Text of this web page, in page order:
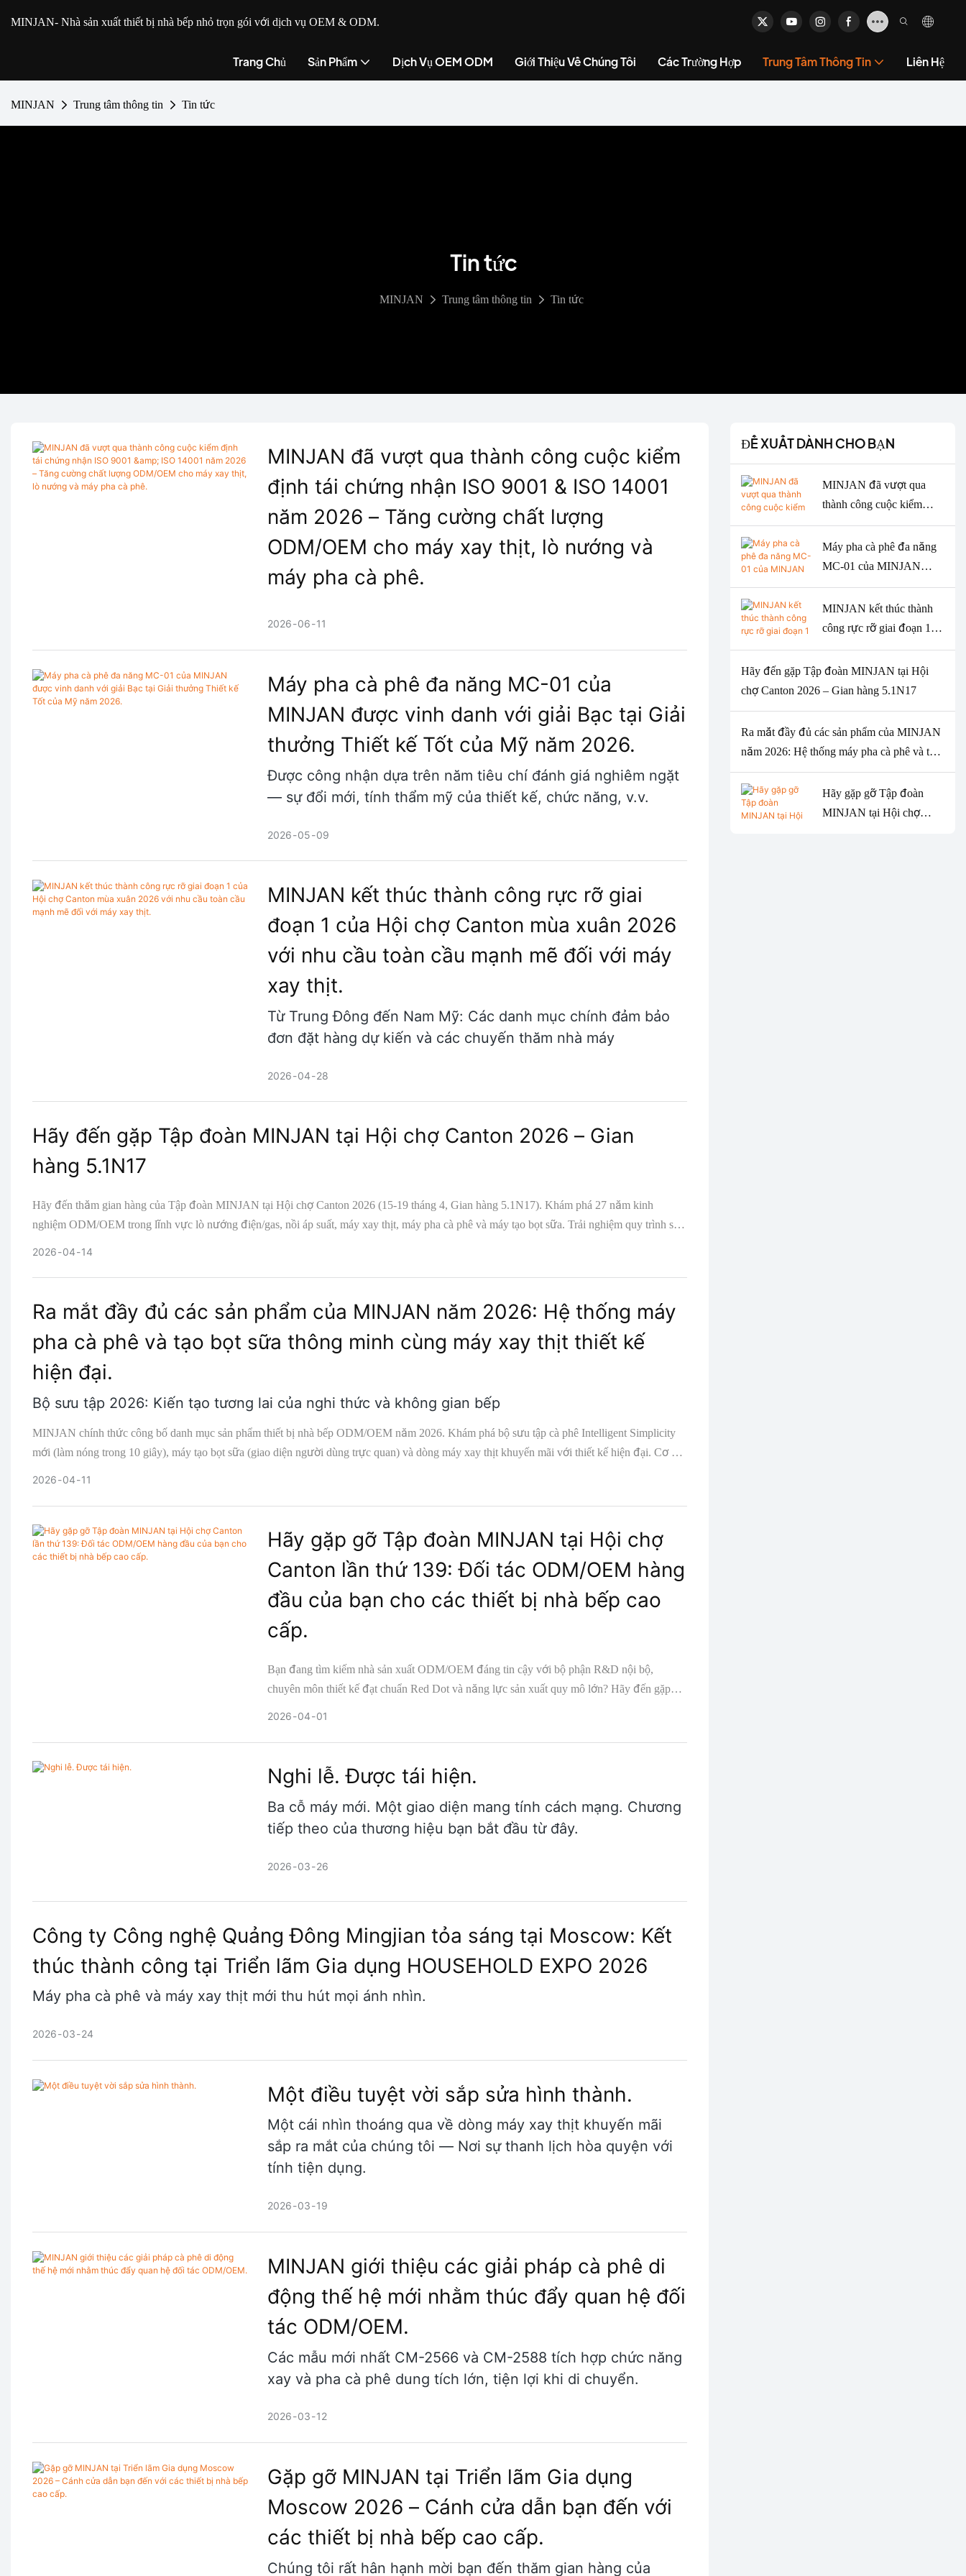
MINJAN- Nhà sản xuất thiết bị nhà bếp nhỏ trọn gói với dịch vụ OEM & ODM.
Trang Chủ Sản Phẩm Dịch Vụ OEM ODM Giới Thiệu Về Chúng Tôi Các Trường Hợp Trung Tâm Thông Tin Liên Hệ
MINJAN Trung tâm thông tin Tin tức
Tin tức
MINJAN Trung tâm thông tin Tin tức
MINJAN đã vượt qua thành công cuộc kiểm
định tái chứng nhận ISO 9001 & ISO 14001
năm 2026 – Tăng cường chất lượng
ODM/OEM cho máy xay thịt, lò nướng và
máy pha cà phê.
2026 06 11
Máy pha cà phê đa năng MC-01 của
MINJAN được vinh danh với giải Bạc tại Giải
thưởng Thiết kế Tốt của Mỹ năm 2026.
Được công nhận dựa trên năm tiêu chí đánh giá nghiêm ngặt
— sự đổi mới, tính thẩm mỹ của thiết kế, chức năng, v.v.
2026 05 09
MINJAN kết thúc thành công rực rỡ giai
đoạn 1 của Hội chợ Canton mùa xuân 2026
với nhu cầu toàn cầu mạnh mẽ đối với máy
xay thịt.
Từ Trung Đông đến Nam Mỹ: Các danh mục chính đảm bảo
đơn đặt hàng dự kiến ​​và các chuyến thăm nhà máy
2026 04 28
Hãy đến gặp Tập đoàn MINJAN tại Hội chợ Canton 2026 – Gian
hàng 5.1N17
Hãy đến thăm gian hàng của Tập đoàn MINJAN tại Hội chợ Canton 2026 (15-19 tháng 4, Gian hàng 5.1N17). Khám phá 27 năm kinh
nghiệm ODM/OEM trong lĩnh vực lò nướng điện/gas, nồi áp suất, máy xay thịt, máy pha cà phê và máy tạo bọt sữa. Trải nghiệm quy trình sản
2026 04 14
Ra mắt đầy đủ các sản phẩm của MINJAN năm 2026: Hệ thống máy
pha cà phê và tạo bọt sữa thông minh cùng máy xay thịt thiết kế
hiện đại.
Bộ sưu tập 2026: Kiến tạo tương lai của nghi thức và không gian bếp
MINJAN chính thức công bố danh mục sản phẩm thiết bị nhà bếp ODM/OEM năm 2026. Khám phá bộ sưu tập cà phê Intelligent Simplicity
mới (làm nóng trong 10 giây), máy tạo bọt sữa (giao diện người dùng trực quan) và dòng máy xay thịt khuyến mãi với thiết kế hiện đại. Cơ hội
2026 04 11
Hãy gặp gỡ Tập đoàn MINJAN tại Hội chợ
Canton lần thứ 139: Đối tác ODM/OEM hàng
đầu của bạn cho các thiết bị nhà bếp cao
cấp.
Bạn đang tìm kiếm nhà sản xuất ODM/OEM đáng tin cậy với bộ phận R&D nội bộ,
chuyên môn thiết kế đạt chuẩn Red Dot và năng lực sản xuất quy mô lớn? Hãy đến gặp
2026 04 01
Nghi lễ. Được tái hiện.
Ba cỗ máy mới. Một giao diện mang tính cách mạng. Chương
tiếp theo của thương hiệu bạn bắt đầu từ đây.
2026 03 26
Công ty Công nghệ Quảng Đông Mingjian tỏa sáng tại Moscow: Kết
thúc thành công tại Triển lãm Gia dụng HOUSEHOLD EXPO 2026
Máy pha cà phê và máy xay thịt mới thu hút mọi ánh nhìn.
2026 03 24
Một điều tuyệt vời sắp sửa hình thành.
Một cái nhìn thoáng qua về dòng máy xay thịt khuyến mãi
sắp ra mắt của chúng tôi — Nơi sự thanh lịch hòa quyện với
tính tiện dụng.
2026 03 19
MINJAN giới thiệu các giải pháp cà phê di
động thế hệ mới nhằm thúc đẩy quan hệ đối
tác ODM/OEM.
Các mẫu mới nhất CM-2566 và CM-2588 tích hợp chức năng
xay và pha cà phê dung tích lớn, tiện lợi khi di chuyển.
2026 03 12
Gặp gỡ MINJAN tại Triển lãm Gia dụng
Moscow 2026 – Cánh cửa dẫn bạn đến với
các thiết bị nhà bếp cao cấp.
Chúng tôi rất hân hạnh mời bạn đến thăm gian hàng của
ĐỀ XUẤT DÀNH CHO BẠN
MINJAN đã vượt qua
thành công cuộc kiểm
định tái chứng nhận ISO
9001 & ISO 14001 năm
2026 – Tăng cường chất
máy xay thịt, lò nướng và
máy pha cà phê.
Máy pha cà phê đa năng
MC-01 của MINJAN
được vinh danh với giải
Bạc tại Giải thưởng Thiết
kế Tốt của Mỹ năm 2026.
MINJAN kết thúc thành
công rực rỡ giai đoạn 1
của Hội chợ Canton mùa
xuân 2026 với nhu cầu
toàn cầu mạnh mẽ đối với
Hãy đến gặp Tập đoàn MINJAN tại Hội
chợ Canton 2026 – Gian hàng 5.1N17
Ra mắt đầy đủ các sản phẩm của MINJAN
năm 2026: Hệ thống máy pha cà phê và tạo
bọt sữa thông minh cùng máy xay thịt thiết
kế hiện đại.
Hãy gặp gỡ Tập đoàn
MINJAN tại Hội chợ